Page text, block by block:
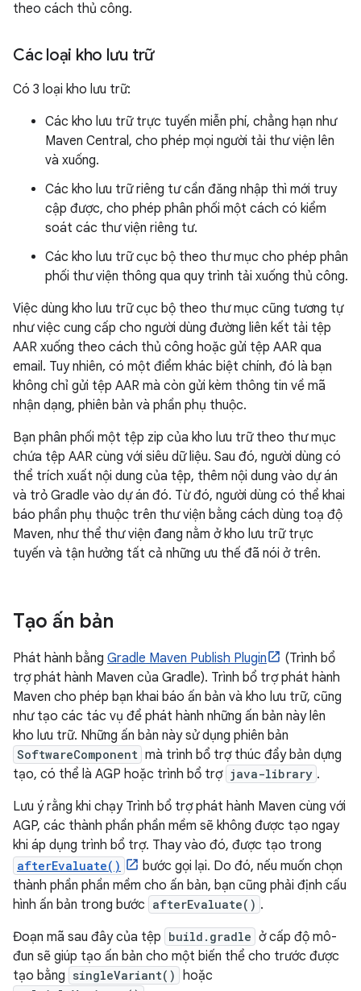
theo cách thủ công.
Các loại kho lưu trữ
Có 3 loại kho lưu trữ:
Các kho lưu trữ trực tuyến miễn phí, chẳng hạn như
Maven Central, cho phép mọi người tải thư viện lên
và xuống.
Các kho lưu trữ riêng tư cần đăng nhập thì mới truy
cập được, cho phép phân phối một cách có kiểm
soát các thư viện riêng tư.
Các kho lưu trữ cục bộ theo thư mục cho phép phân
phối thư viện thông qua quy trình tải xuống thủ công.
Việc dùng kho lưu trữ cục bộ theo thư mục cũng tương tự
như việc cung cấp cho người dùng đường liên kết tải tệp
AAR xuống theo cách thủ công hoặc gửi tệp AAR qua
email. Tuy nhiên, có một điểm khác biệt chính, đó là bạn
không chỉ gửi tệp AAR mà còn gửi kèm thông tin về mã
nhận dạng, phiên bản và phần phụ thuộc.
Bạn phân phối một tệp zip của kho lưu trữ theo thư mục
chứa tệp AAR cùng với siêu dữ liệu. Sau đó, người dùng có
thể trích xuất nội dung của tệp, thêm nội dung vào dự án
và trỏ Gradle vào dự án đó. Từ đó, người dùng có thể khai
báo phần phụ thuộc trên thư viện bằng cách dùng toạ độ
Maven, như thể thư viện đang nằm ở kho lưu trữ trực
tuyến và tận hưởng tất cả những ưu thế đã nói ở trên.
Tạo ấn bản
Phát hành bằng Gradle Maven Publish Plugin
(Trình bổ
trợ phát hành Maven của Gradle). Trình bổ trợ phát hành
Maven cho phép bạn khai báo ấn bản và kho lưu trữ, cũng
như tạo các tác vụ để phát hành những ấn bản này lên
kho lưu trữ. Những ấn bản này sử dụng phiên bản
SoftwareComponent mà trình bổ trợ thúc đẩy bản dựng
tạo, có thể là AGP hoặc trình bổ trợ java-library .
Lưu ý rằng khi chạy Trình bổ trợ phát hành Maven cùng với
AGP, các thành phần phần mềm sẽ không được tạo ngay
khi áp dụng trình bổ trợ. Thay vào đó, được tạo trong
afterEvaluate()
bước gọi lại. Do đó, nếu muốn chọn
thành phần phần mềm cho ấn bản, bạn cũng phải định cấu
hình ấn bản trong bước afterEvaluate() .
Đoạn mã sau đây của tệp build.gradle ở cấp độ mô-
đun sẽ giúp tạo ấn bản cho một biến thể cho trước được
tạo bằng singleVariant() hoặc